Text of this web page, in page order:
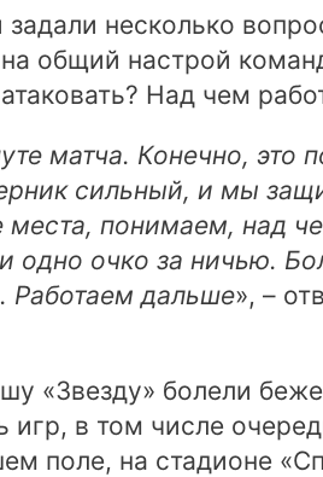
несколько
на общий настрой
Над чем
матча. Конечно, это
сильный, и мы
понимаем, над
одно очко за ничью.
Работаем дальше», –
«Звезду» болели
в том числе
поле, на стадионе